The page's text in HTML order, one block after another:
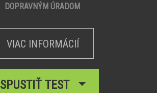
DOPRAVNÝM ÚRADOM.
VIAC INFORMÁCIÍ
SPUSTIŤ TEST